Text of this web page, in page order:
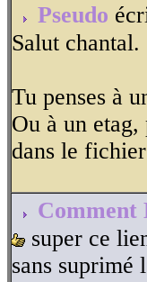
Pseudo
Salut chantal.
Tu penses à
Ou à un
dans le
Comment
super ce
sans suprimé